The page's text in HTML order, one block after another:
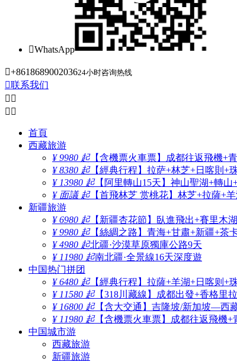
WhatsApp
+861868900203624小时咨询热线
联系我们
 
 
首頁
西藏旅游
¥ 9980 起【含機票火車票】成都往返飛機+
¥ 8380 起【經典行程】拉萨+林芝+日喀則+
¥ 13980 起【阿里轉山15天】神山聖湖+轉山
¥ 面議 起【首飛林芝 赏桃花】林芝+拉薩+
新疆旅游
¥ 6980 起【新疆杏花節】臥進飛出+賽里木
¥ 9980 起【絲綢之路】青海+甘肅+新疆+茶
¥ 4980 起北疆·沙漠草原獨庫公路9天
¥ 11980 起南北疆·全景線16天深度遊
中国热门拼团
¥ 6480 起【經典行程】拉薩+羊湖+日喀则+
¥ 11580 起【318川藏線】成都出發+香格里
¥ 16800 起【含大交通】吉隆坡/新加坡—西
¥ 11980 起【含機票火車票】成都往返飛機+
中国城市游
西藏旅游
新疆旅游